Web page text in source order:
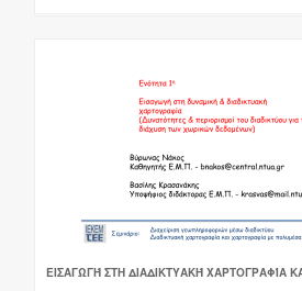
ΕΙΣΑΓΩΓΉ ΣΤΗ ΔΙΑΔΙΚΤΥΑΚΉ ΧΑΡΤΟΓΡΑΦΊΑ